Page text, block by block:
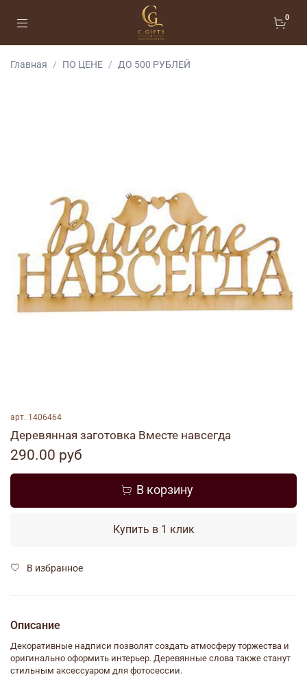
0
Главная ПО ЦЕНЕ ДО 500 РУБЛЕЙ
арт. 1406464
Деревянная заготовка Вместе навсегда
290.00 руб
В корзину
Купить в 1 клик
В избранное
Описание
Декоративные надписи позволят создать атмосферу торжества и
оригинально оформить интерьер. Деревянные слова также станут
стильным аксессуаром для фотосессии.